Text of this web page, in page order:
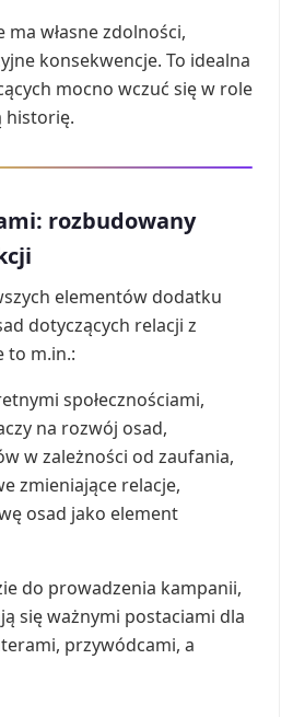
własne zdolności,
konsekwencje. To idealna
mocno wczuć się w role
historię.
rozbudowany
elementów dodatku
dotyczących relacji z
to m.in.:
społecznościami,
na rozwój osad,
w zależności od zaufania,
zmieniające relacje,
osad jako element
do prowadzenia kampanii,
się ważnymi postaciami dla
przywódcami, a